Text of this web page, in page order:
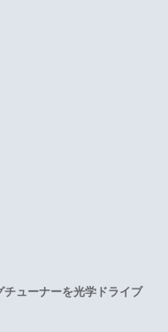
チューナーを光学ドライブ